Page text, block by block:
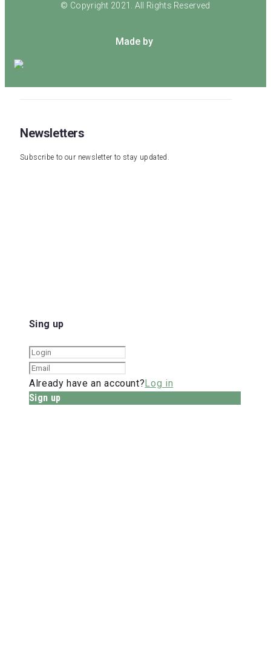
© Copyright 2021. All Rights Reserved
Made by
Newsletters
Subscribe to our newsletter to stay updated.
Sing up
Already have an account?Log in
Sign up